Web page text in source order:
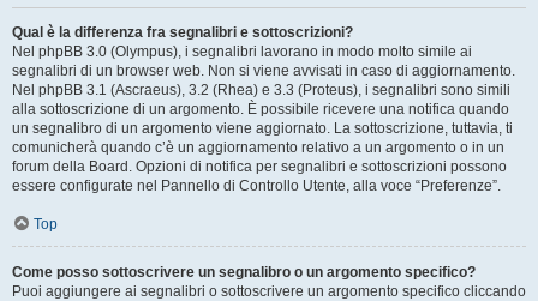
Qual è la differenza fra segnalibri e sottoscrizioni?
Nel phpBB 3.0 (Olympus), i segnalibri lavorano in modo molto simile ai
segnalibri di un browser web. Non si viene avvisati in caso di aggiornamento.
Nel phpBB 3.1 (Ascraeus), 3.2 (Rhea) e 3.3 (Proteus), i segnalibri sono simili
alla sottoscrizione di un argomento. È possibile ricevere una notifica quando
un segnalibro di un argomento viene aggiornato. La sottoscrizione, tuttavia, ti
comunicherà quando c’è un aggiornamento relativo a un argomento o in un
forum della Board. Opzioni di notifica per segnalibri e sottoscrizioni possono
essere configurate nel Pannello di Controllo Utente, alla voce “Preferenze”.
Top
Come posso sottoscrivere un segnalibro o un argomento specifico?
Puoi aggiungere ai segnalibri o sottoscrivere un argomento specifico cliccando